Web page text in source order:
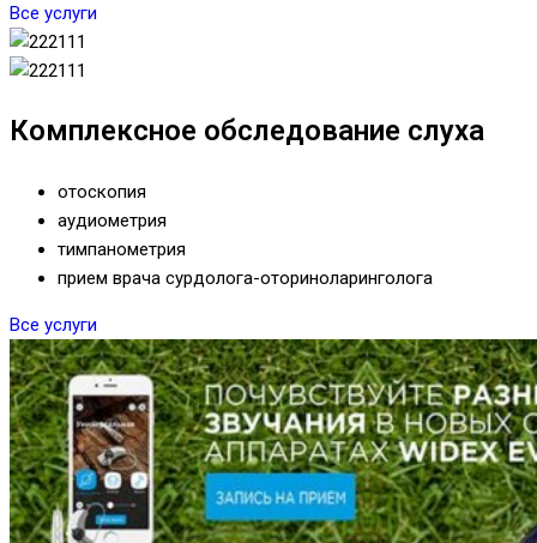
Все услуги
Комплексное обследование слуха
отоскопия
аудиометрия
тимпанометрия
прием врача сурдолога-оториноларинголога
Все услуги